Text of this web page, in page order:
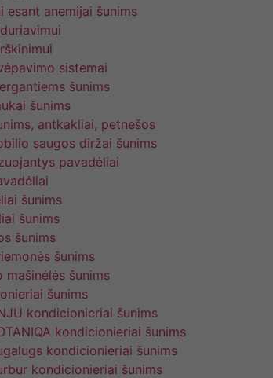
esant anemijai šunims
sistemai
šunims
šunims
antkakliai, petnešos
saugos diržai šunims
pavadėliai
šunims
šunims
šunims
šunims
mašinėlės šunims
šunims
kondicionieriai šunims
kondicionieriai šunims
kondicionieriai šunims
kondicionieriai šunims